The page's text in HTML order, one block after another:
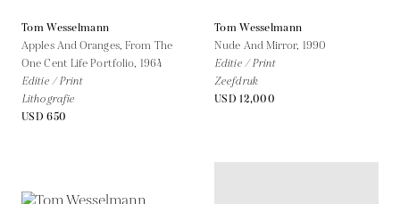
Tom Wesselmann
Apples And Oranges, From The
One Cent Life Portfolio, 1964
Editie / Print
Lithografie
USD 650
Tom Wesselmann
Nude And Mirror, 1990
Editie / Print
Zeefdruk
USD 12,000